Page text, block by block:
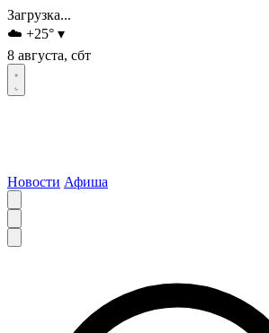
Загрузка...
☁️ +25° ▾
8 августа, сбт
Новости Афиша